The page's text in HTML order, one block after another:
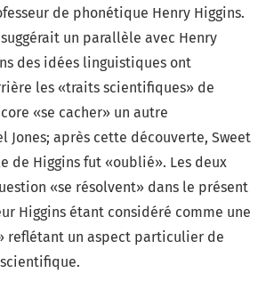
de phonétique Henry Higgins.
un parallèle avec Henry
des idées linguistiques ont
les «traits scientifiques» de
«se cacher» un autre
Jones; après cette découverte, Sweet
de Higgins fut «oublié». Les deux
«se résolvent» dans le présent
Higgins étant considéré comme une
reflétant un aspect particulier de